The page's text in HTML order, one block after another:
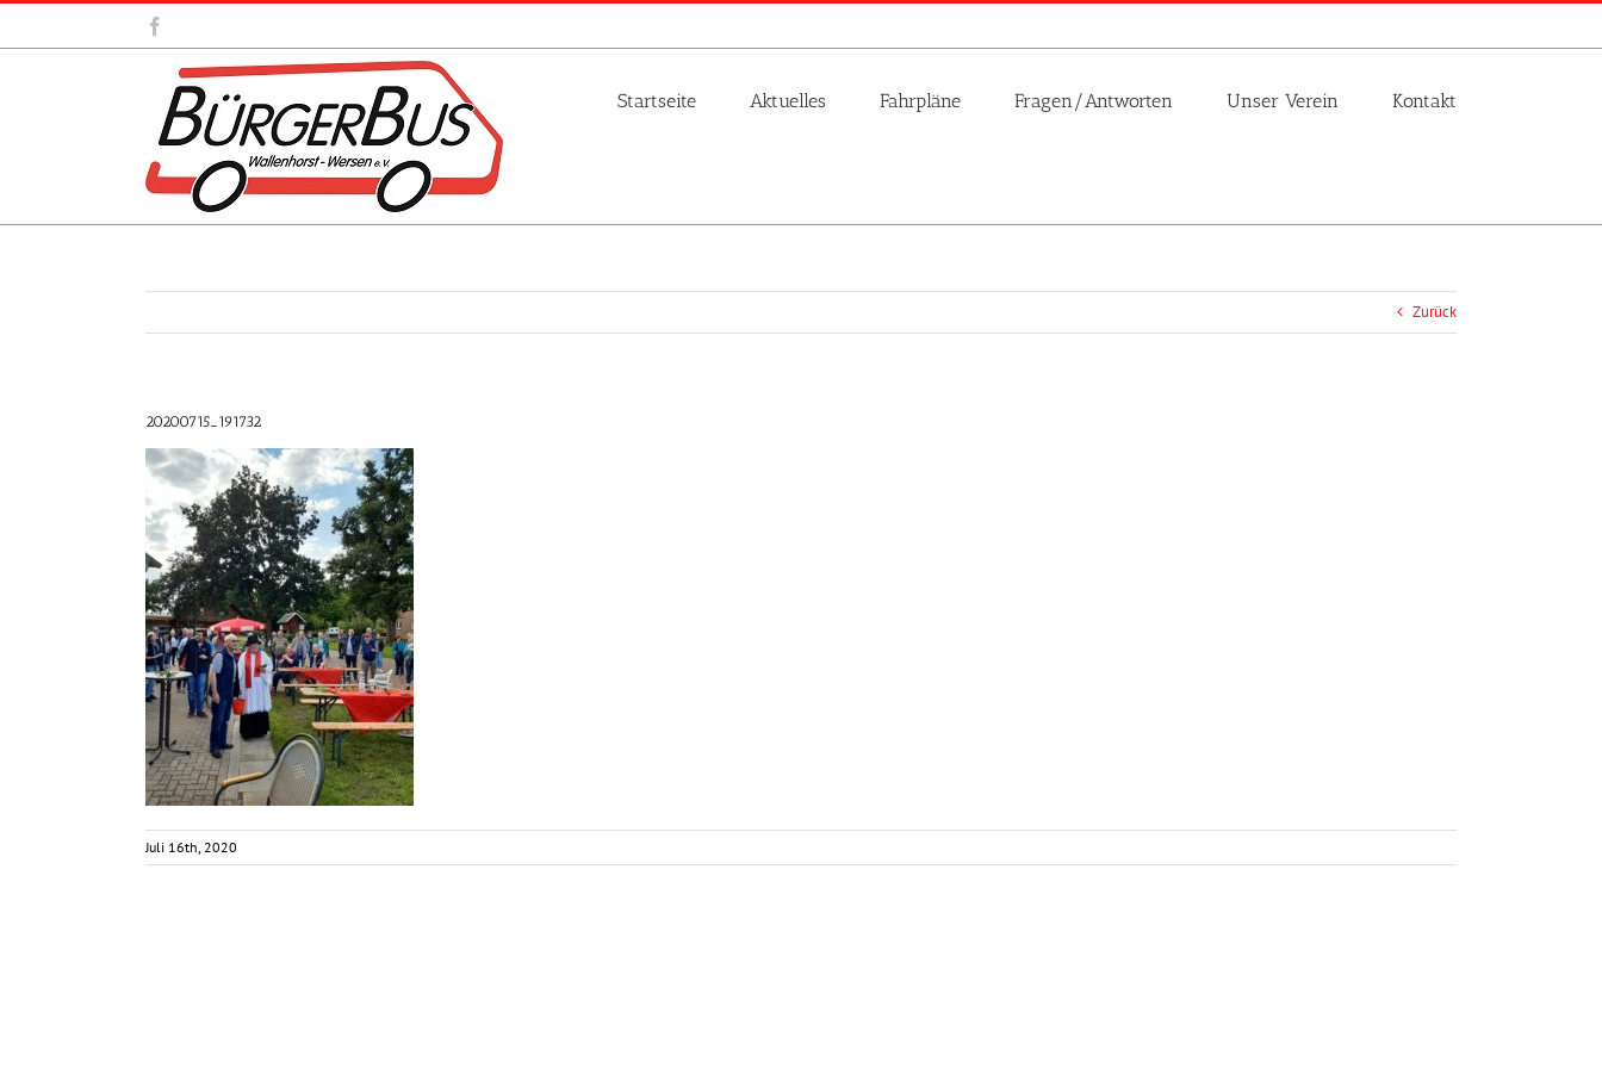
Zum
springen
Startseite Aktuelles Fahrpläne Fragen/Antworten Unser Verein Kontakt
Zurück
20200715_191732
Juli 16th, 2020